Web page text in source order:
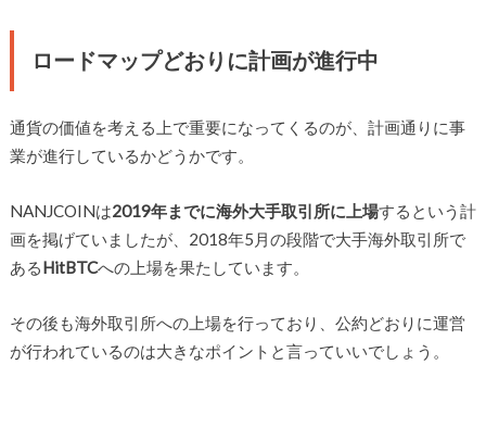
ロードマップどおりに計画が進行中
通貨の価値を考える上で重要になってくるのが、計画通りに事
業が進行しているかどうかです。
NANJCOINは2019年までに海外大手取引所に上場するという計
画を掲げていましたが、2018年5月の段階で大手海外取引所で
あるHitBTCへの上場を果たしています。
その後も海外取引所への上場を行っており、公約どおりに運営
が行われているのは大きなポイントと言っていいでしょう。